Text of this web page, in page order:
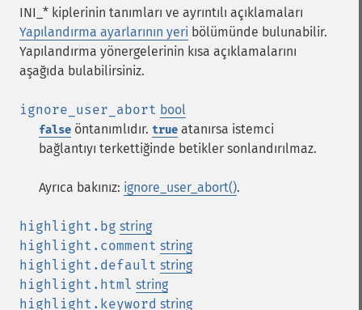
INI_* kiplerinin tanımları ve ayrıntılı açıklamaları
Yapılandırma ayarlarının yeri bölümünde bulunabilir.
Yapılandırma yönergelerinin kısa açıklamalarını
aşağıda bulabilirsiniz.
ignore_user_abort bool
false öntanımlıdır. true atanırsa istemci
bağlantıyı terkettiğinde betikler sonlandırılmaz.
Ayrıca bakınız: ignore_user_abort().
highlight.bg string
highlight.comment string
highlight.default string
highlight.html string
highlight.keyword string